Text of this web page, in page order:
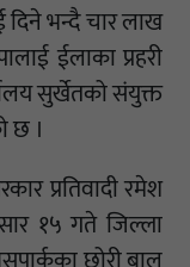
दिने भन्दै चार लाख
ईलाका प्रहरी
सुर्खेतको संयुक्त
छ ।
प्रतिवादी रमेश
१५ गते जिल्ला